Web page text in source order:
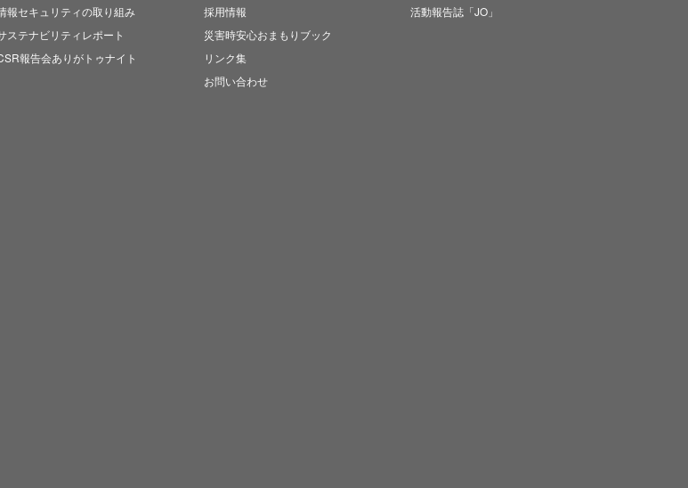
報セキュリティの取り組み
ステナビリティレポート
報告会ありがトゥナイト
採用情報
災害時安心おまもりブック
リンク集
お問い合わせ
活動報告誌「JO」